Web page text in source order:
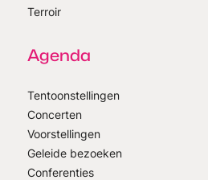
Terroir
Agenda
Tentoonstellingen
Concerten
Voorstellingen
Geleide bezoeken
Conferenties